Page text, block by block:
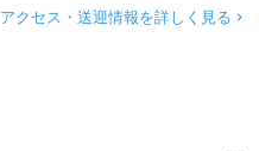
アクセス・送迎情報を詳しく見る